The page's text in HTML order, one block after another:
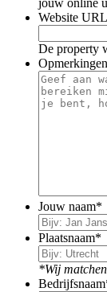
jouw online
Website
De property
Jouw naam*
Plaatsnaam*
*Wij
Bedrijfsnaam